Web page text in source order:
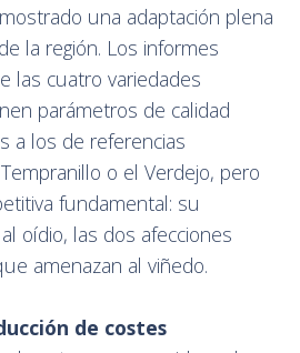
una adaptación plena
la región. Los informes
las cuatro variedades
parámetros de calidad
a los de referencias
o el Verdejo, pero
fundamental: su
oídio, las dos afecciones
amenazan al viñedo.
de costes